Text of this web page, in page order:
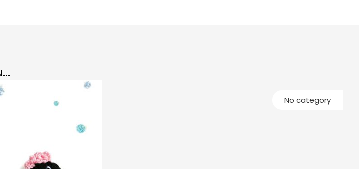
No category